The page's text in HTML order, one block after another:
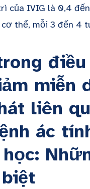
của IVIG là 0,4
thể, mỗi 3 đến 4
miễn
liên
ác